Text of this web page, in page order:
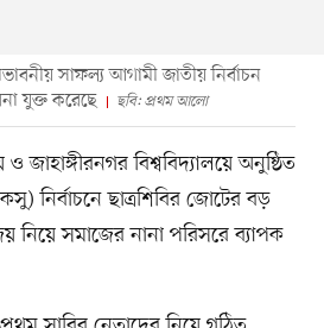
সাফল্য আগামী জাতীয় নির্বাচন
যুক্ত করেছে
ছবি: প্রথম আলো
ও জাহাঙ্গীরনগর বিশ্ববিদ্যালয়ে অনুষ্ঠিত
নির্বাচনে ছাত্রশিবির জোটের বড়
নিয়ে সমাজের নানা পরিসরে ব্যাপক